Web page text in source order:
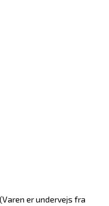
er undervejs fra